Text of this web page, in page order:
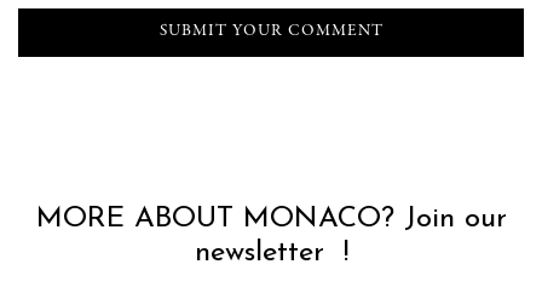
MORE ABOUT MONACO? Join our
newsletter !